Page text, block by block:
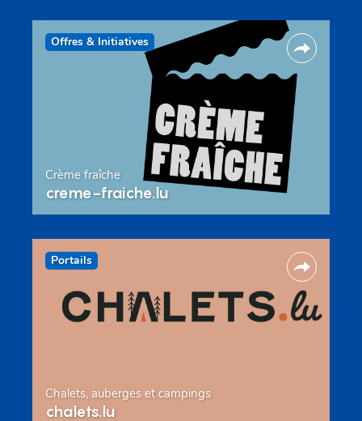
Offres & Initiatives
Crème fraîche
creme-fraiche.lu
Portails
Chalets, auberges et campings
chalets.lu